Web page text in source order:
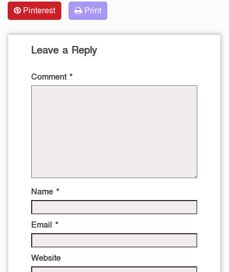
Pinterest
Print
Leave a Reply
Comment *
Name *
Email *
Website